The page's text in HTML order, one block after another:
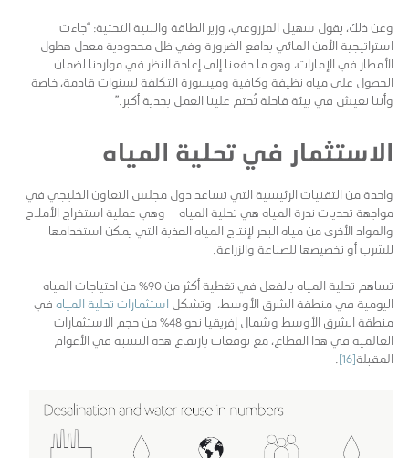
وعن ذلك، يقول سهيل المزروعي، وزير الطاقة والبنية التحتية: “جاءت
استراتيجية الأمن المائي بدافع الضرورة وفي ظل محدودية معدل هطول
الأمطار في الإمارات، وهو ما دفعنا إلى إعادة النظر في مواردنا لضمان
الحصول على مياه نظيفة وكافية وميسورة التكلفة لسنوات قادمة، خاصة
وأننا نعيش في بيئة قاحلة تُحتم علينا العمل بجدية أكبر.”
الاستثمار في تحلية المياه
واحدة من التقنيات الرئيسية التي تساعد دول مجلس التعاون الخليجي في
مواجهة تحديات ندرة المياه هي تحلية المياه – وهي عملية استخراج الأملاح
والمواد الأخرى من مياه البحر لإنتاج المياه العذبة التي يمكن استخدامها
للشرب أو تخصيصها للصناعة والزراعة.
تساهم تحلية المياه بالفعل في تغطية أكثر من 90% من احتياجات المياه
اليومية في منطقة الشرق الأوسط، وتشكل استثمارات تحلية المياه في
منطقة الشرق الأوسط وشمال إفريقيا نحو 48% من حجم الاستثمارات
العالمية في هذا القطاع، مع توقعات بارتفاع هذه النسبة في الأعوام
المقبلة[16]